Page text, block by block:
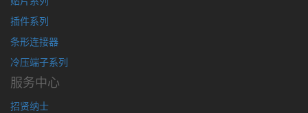
插件系列
条形连接器
冷压端子系列
服务中心
招贤纳士